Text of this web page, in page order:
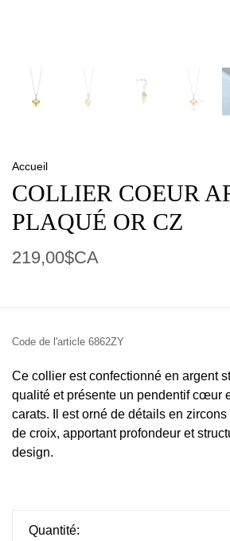
Accueil
COLLIER COEUR
PLAQUÉ OR CZ
219,00$CA
Code de l'article 6862ZY
Ce collier est confectionné en argent
qualité et présente un pendentif cœur
carats. Il est orné de détails en
de croix, apportant profondeur et
design.
Quantité: